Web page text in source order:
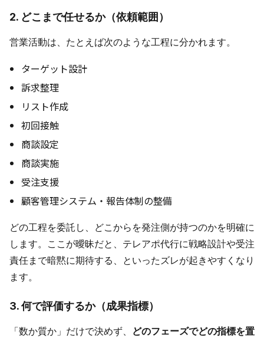
2. どこまで任せるか（依頼範囲）
営業活動は、たとえば次のような工程に分かれます。
ターゲット設計
訴求整理
リスト作成
初回接触
商談設定
商談実施
受注支援
顧客管理システム・報告体制の整備
どの工程を委託し、どこからを発注側が持つのかを明確に
します。ここが曖昧だと、テレアポ代行に戦略設計や受注
責任まで暗黙に期待する、といったズレが起きやすくなり
ます。
3. 何で評価するか（成果指標）
「数か質か」だけで決めず、 どのフェーズでどの指標を置